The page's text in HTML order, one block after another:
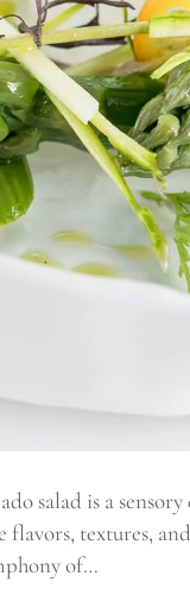
salad is a
textures,
of…